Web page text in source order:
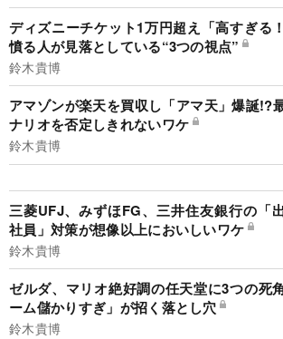
ディズニーチケット1万円超え「高すぎる
憤る人が見落としている“3つの視点”
鈴木貴博
アマゾンが楽天を買収し「アマ天」爆誕!?
ナリオを否定しきれないワケ
鈴木貴博
三菱UFJ、みずほFG、三井住友銀行の「
社員」対策が想像以上においしいワケ
鈴木貴博
ゼルダ、マリオ絶好調の任天堂に3つの死
ーム儲かりすぎ」が招く落とし穴
鈴木貴博